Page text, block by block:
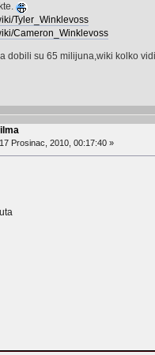
Tyler_Winklevoss
Cameron_Winklevoss
dobili su 65 milijuna,wiki kolko
17 Prosinac, 2010, 00:17:40 »